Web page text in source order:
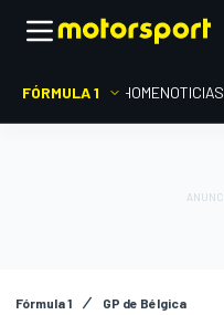
FÓRMULA 1 HOMENOTICIAS
Fórmula 1 GP de Bélgica